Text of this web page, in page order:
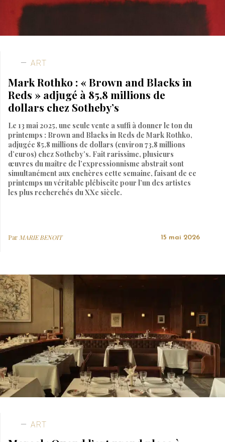
ART
Mark Rothko : « Brown and Blacks in
Reds » adjugé à 85,8 millions de
dollars chez Sotheby’s
Le 13 mai 2025, une seule vente a suffi à donner le ton du
printemps : Brown and Blacks in Reds de Mark Rothko,
adjugée 85,8 millions de dollars (environ 73,8 millions
d’euros) chez Sotheby’s. Fait rarissime, plusieurs
œuvres du maître de l’expressionnisme abstrait sont
simultanément aux enchères cette semaine, faisant de ce
printemps un véritable plébiscite pour l’un des artistes
les plus recherchés du XXe siècle.
Par MARIE BENOIT 15 mai 2026
ART